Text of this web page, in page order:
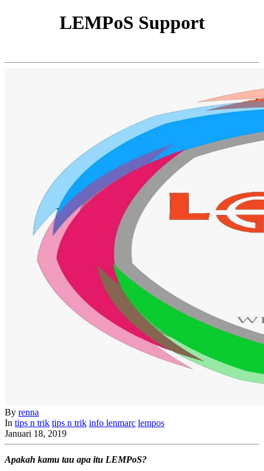
LEMPoS Support
By renna
In tips n trik tips n trik info lenmarc lempos
Januari 18, 2019
Apakah kamu tau apa itu LEMPoS?